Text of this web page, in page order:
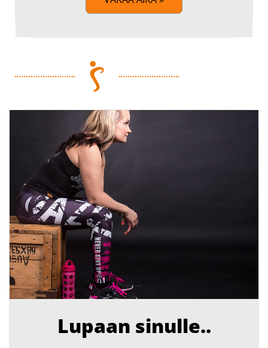
Lupaan sinulle..